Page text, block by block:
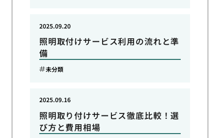
照明取付けサービス利用の流れと準
備
2025.09.20
未分類
照明取り付けサービス徹底比較！選
び方と費用相場
2025.09.16